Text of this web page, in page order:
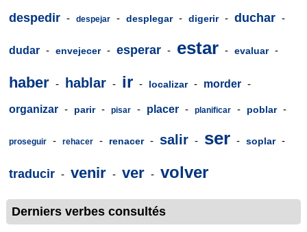
despedir - despejar - desplegar - digerir - duchar -
dudar - envejecer - esperar - estar - evaluar -
haber - hablar - ir - localizar - morder -
organizar - parir - pisar - placer - planificar - poblar -
proseguir - rehacer - renacer - salir - ser - soplar -
traducir - venir - ver - volver
Derniers verbes consultés